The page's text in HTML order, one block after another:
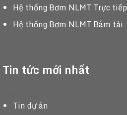
Hệ thống Bơm NLMT Trực tiếp
Hệ thống Bơm NLMT Bám tải
Tin tức mới nhất
Tin dự án